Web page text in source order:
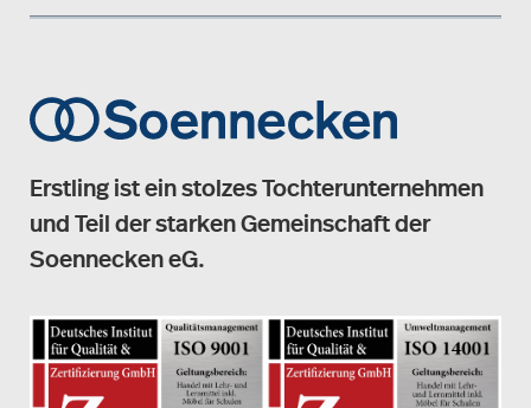
Erstling ist ein stolzes Tochterunternehmen
und Teil der starken Gemeinschaft der
Soennecken eG.